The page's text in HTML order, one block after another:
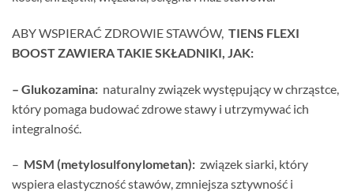
ABY WSPIERAĆ ZDROWIE STAWÓW, TIENS FLEXI
BOOST ZAWIERA TAKIE SKŁADNIKI, JAK:
– Glukozamina: naturalny związek występujący w chrząstce,
który pomaga budować zdrowe stawy i utrzymywać ich
integralność.
– MSM (metylosulfonylometan): związek siarki, który
wspiera elastyczność stawów, zmniejsza sztywność i